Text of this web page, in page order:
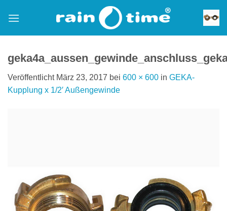
Inhalt
Veröffentlicht März 23, 2017 bei 600 × 600 in GEKA-
Kupplung x 1/2′ Außengewinde